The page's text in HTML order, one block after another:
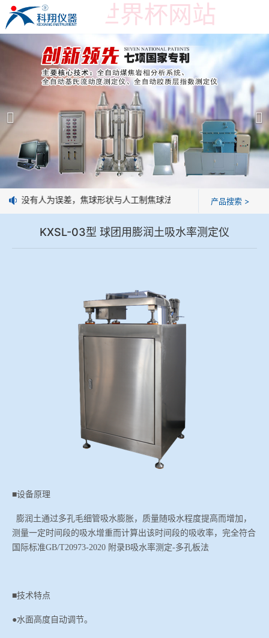
在线购买世界杯网站
在线购买世界杯网站
产品展示 ＞
焦炭高温性能检测系统
焦化行业检测及优化配煤设备
球团矿/烧结矿/块矿高温冶金性能检测系统
烧结/球团优化配矿研究设备
高炉配吹煤检测设备
冶金石灰活性度测定仪
矿石、焦炭物理检测及制样设备
工业分析、测硫仪等
公司简介
在线购买世界杯网站
企业业绩
技术交流
视频观赏
在线购买世界杯网站
没有人为误差，焦球形状与人工制焦球法一致或优于人工制焦球。
产品搜索 >
KXSL-03型 球团用膨润土吸水率测定仪
■设备原理
膨润土通过多孔毛细管吸水膨胀，质量随吸水程度提高而增加，
测量一定时间段的吸水增重而计算出该时间段的吸收率，完全符合
国际标准GB/T20973-2020 附录B吸水率测定-多孔板法
■技术特点
●水面高度自动调节。